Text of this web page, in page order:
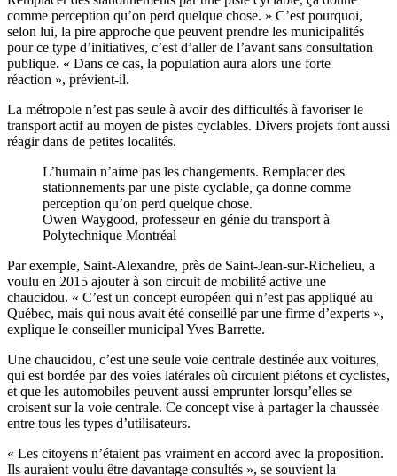
comme perception qu’on perd quelque chose. » C’est pourquoi,
selon lui, la pire approche que peuvent prendre les municipalités
pour ce type d’initiatives, c’est d’aller de l’avant sans consultation
publique. « Dans ce cas, la population aura alors une forte
réaction », prévient-il.
La métropole n’est pas seule à avoir des difficultés à favoriser le
transport actif au moyen de pistes cyclables. Divers projets font aussi
réagir dans de petites localités.
L’humain n’aime pas les changements. Remplacer des
stationnements par une piste cyclable, ça donne comme
perception qu’on perd quelque chose.
Owen Waygood, professeur en génie du transport à
Polytechnique Montréal
Par exemple, Saint-Alexandre, près de Saint-Jean-sur-Richelieu, a
voulu en 2015 ajouter à son circuit de mobilité active une
chaucidou. « C’est un concept européen qui n’est pas appliqué au
Québec, mais qui nous avait été conseillé par une firme d’experts »,
explique le conseiller municipal Yves Barrette.
Une chaucidou, c’est une seule voie centrale destinée aux voitures,
qui est bordée par des voies latérales où circulent piétons et cyclistes,
et que les automobiles peuvent aussi emprunter lorsqu’elles se
croisent sur la voie centrale. Ce concept vise à partager la chaussée
entre tous les types d’utilisateurs.
« Les citoyens n’étaient pas vraiment en accord avec la proposition.
Ils auraient voulu être davantage consultés », se souvient la